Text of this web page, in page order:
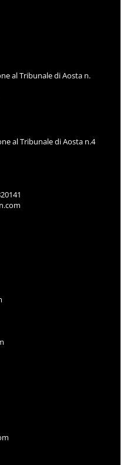
al Tribunale di Aosta n.
al Tribunale di Aosta n.4